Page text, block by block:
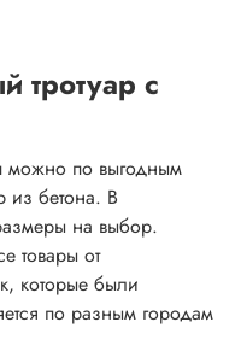
тротуар с
можно по выгодным
из бетона. В
на выбор.
товары от
которые были
по разным городам